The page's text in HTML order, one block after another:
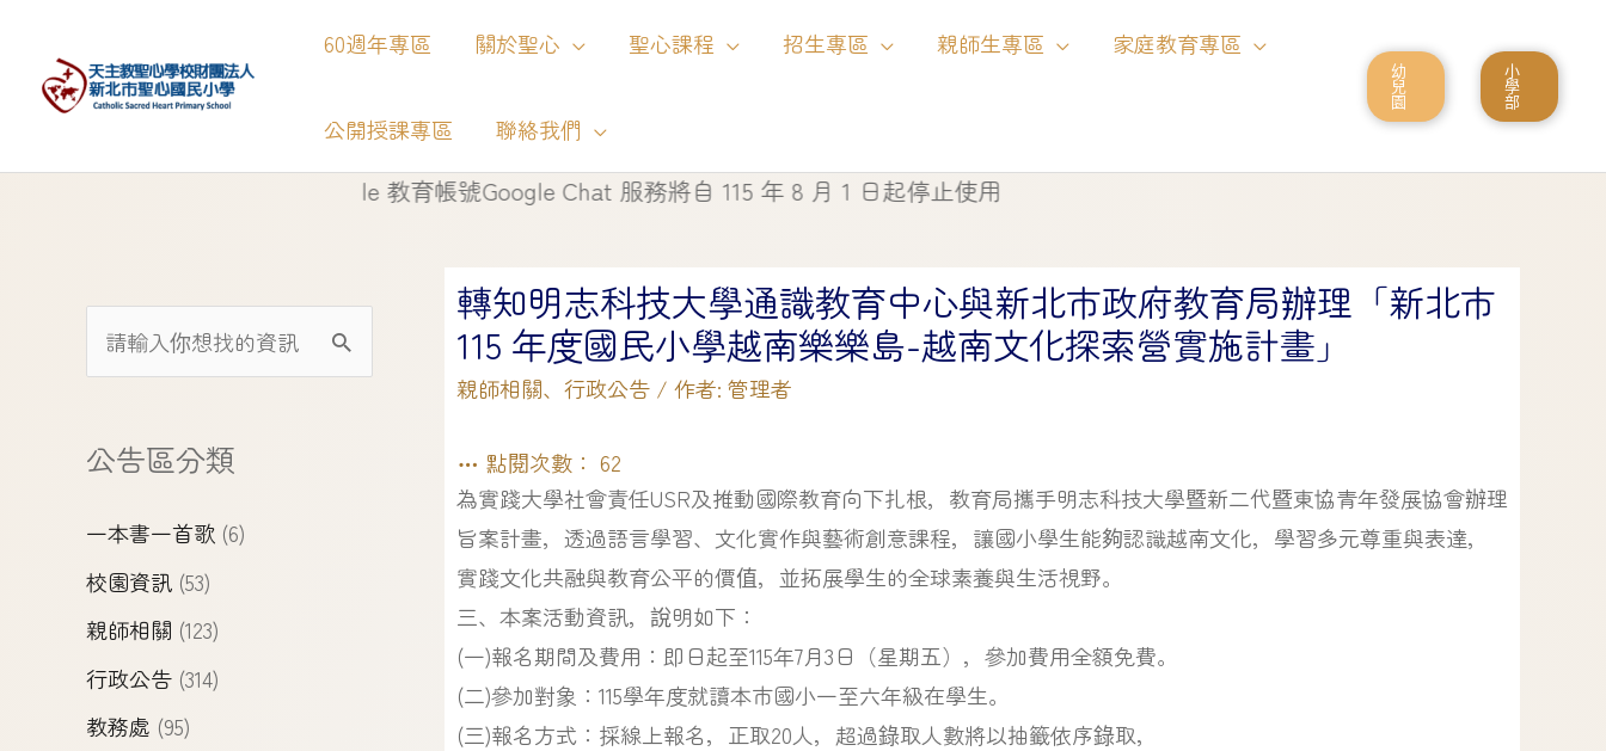
60週年專區 關於聖心 聖心課程 招生專區 親師生專區 家庭教育專區
公開授課專區 聯絡我們
幼
兒
園
小
學
部
新北市Google 教育帳號Google Chat 服務將自 115 年 8 月 1 日起停止使用
公告區分類
一本書一首歌 (6)
校園資訊 (53)
親師相關 (123)
行政公告 (314)
教務處 (95)
轉知明志科技大學通識教育中心與新北市政府教育局辦理「新北市
115 年度國民小學越南樂樂島-越南文化探索營實施計畫」
親師相關、 行政公告 / 作者: 管理者
點閱次數： 62
為實踐大學社會責任USR及推動國際教育向下扎根，教育局攜手明志科技大學暨新二代暨東協青年發展協會辦理
旨案計畫，透過語言學習、文化實作與藝術創意課程，讓國小學生能夠認識越南文化，學習多元尊重與表達，
實踐文化共融與教育公平的價值，並拓展學生的全球素養與生活視野。
三、本案活動資訊，說明如下：
(一)報名期間及費用：即日起至115年7月3日（星期五），參加費用全額免費。
(二)參加對象：115學年度就讀本市國小一至六年級在學生。
(三)報名方式：採線上報名，正取20人，超過錄取人數將以抽籤依序錄取，